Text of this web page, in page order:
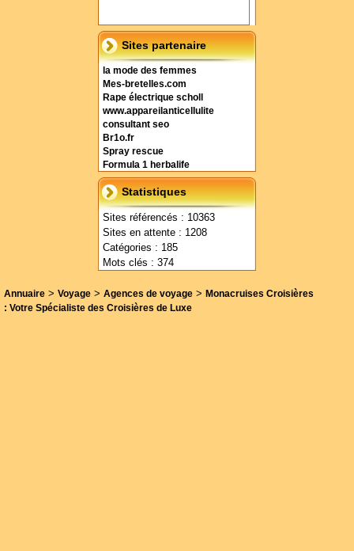
Sites partenaire
la mode des femmes
Mes-bretelles.com
Rape électrique scholl
www.appareilanticellulite
consultant seo
Br1o.fr
Spray rescue
Formula 1 herbalife
Statistiques
Sites référencés : 10363
Sites en attente : 1208
Catégories : 185
Mots clés : 374
Annuaire > Voyage > Agences de voyage > Monacruises Croisières
: Votre Spécialiste des Croisières de Luxe